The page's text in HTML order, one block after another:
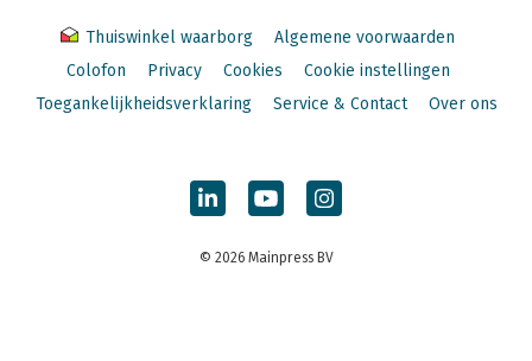
Thuiswinkel waarborg
Algemene voorwaarden
Colofon
Privacy Cookies
Cookie instellingen
Toegankelijkheidsverklaring
Service & Contact Over ons
© 2026 Mainpress BV